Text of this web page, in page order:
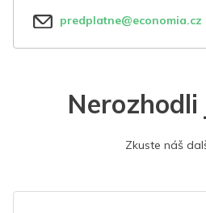
predplatne@economia.cz
Nerozhodli
Zkuste náš